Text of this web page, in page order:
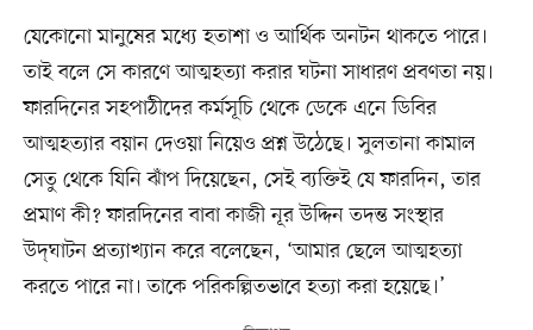
যেকোনো মানুষের মধ্যে হতাশা ও আর্থিক অনটন থাকতে পারে।
তাই বলে সে কারণে আত্মহত্যা করার ঘটনা সাধারণ প্রবণতা নয়।
ফারদিনের সহপাঠীদের কর্মসূচি থেকে ডেকে এনে ডিবির
আত্মহত্যার বয়ান দেওয়া নিয়েও প্রশ্ন উঠেছে। সুলতানা কামাল
সেতু থেকে যিনি ঝাঁপ দিয়েছেন, সেই ব্যক্তিই যে ফারদিন, তার
প্রমাণ কী? ফারদিনের বাবা কাজী নূর উদ্দিন তদন্ত সংস্থার
উদ্‌ঘাটন প্রত্যাখ্যান করে বলেছেন, ‘আমার ছেলে আত্মহত্যা
করতে পারে না। তাকে পরিকল্পিতভাবে হত্যা করা হয়েছে।’